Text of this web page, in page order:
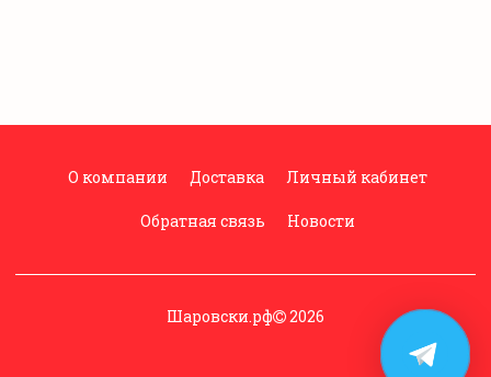
О компании Доставка Личный кабинет
Обратная связь Новости
Шаровски.рф 2026